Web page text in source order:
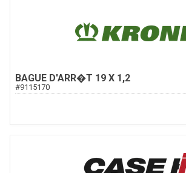
BAGUE D'ARR�T 19 X 1,2
#9115170